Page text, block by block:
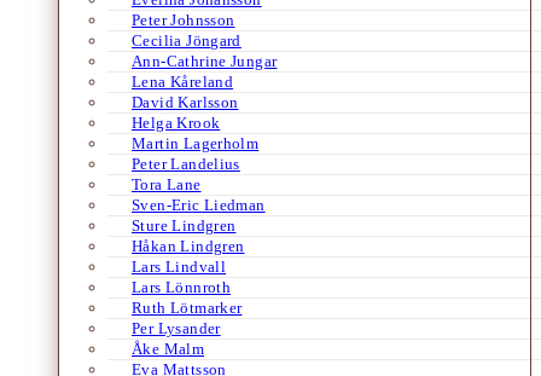
Peter Johnsson
Cecilia Jöngard
Ann-Cathrine Jungar
Lena Kåreland
David Karlsson
Helga Krook
Martin Lagerholm
Peter Landelius
Tora Lane
Sven-Eric Liedman
Sture Lindgren
Håkan Lindgren
Lars Lindvall
Lars Lönnroth
Ruth Lötmarker
Per Lysander
Åke Malm
Eva Mattsson